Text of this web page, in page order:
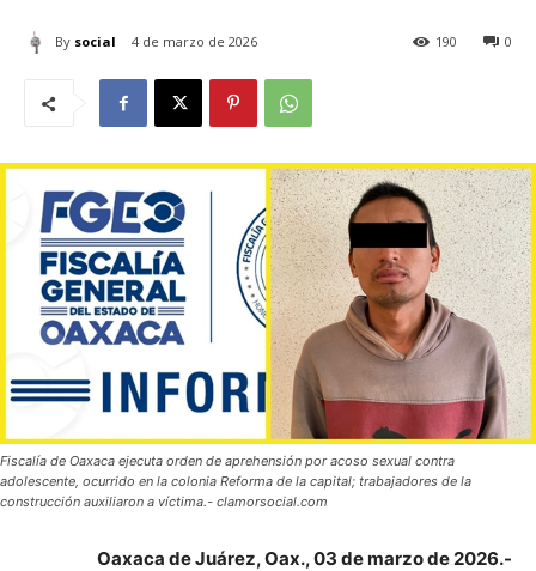
By social 4 de marzo de 2026 0
190
Fiscalía de Oaxaca ejecuta orden de aprehensión por acoso sexual contra
adolescente, ocurrido en la colonia Reforma de la capital; trabajadores de la
construcción auxiliaron a víctima.- clamorsocial.com
Oaxaca de Juárez, Oax., 03 de marzo de 2026.-